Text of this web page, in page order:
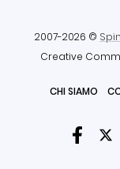
2007-2026 ©
Creative
CHI SIAMO